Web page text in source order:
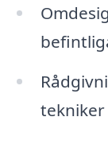
tekniker